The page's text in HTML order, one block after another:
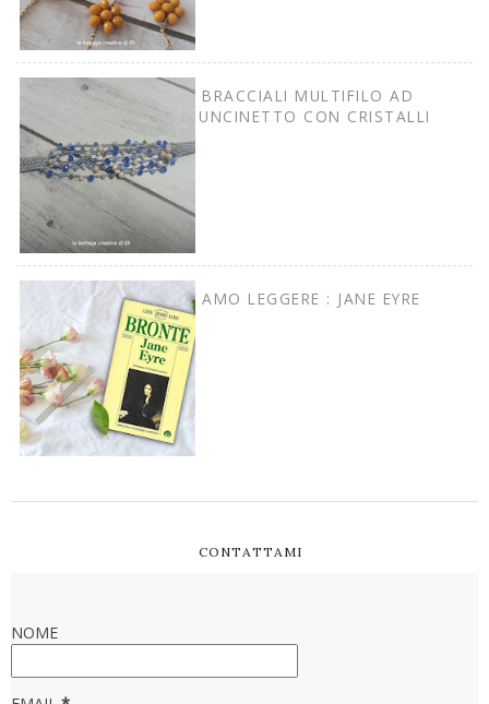
BRACCIALI MULTIFILO AD
UNCINETTO CON CRISTALLI
AMO LEGGERE : JANE EYRE
CONTATTAMI
NOME